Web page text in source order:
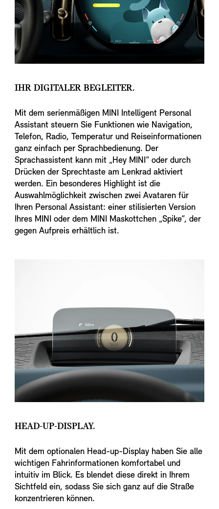
IHR DIGITALER BEGLEITER.
Mit dem serienmäßigen MINI Intelligent Personal
Assistant steuern Sie Funktionen wie Navigation,
Telefon, Radio, Temperatur und Reiseinformationen
ganz einfach per Sprachbedienung. Der
Sprachassistent kann mit „Hey MINI“ oder durch
Drücken der Sprechtaste am Lenkrad aktiviert
werden. Ein besonderes Highlight ist die
Auswahlmöglichkeit zwischen zwei Avataren für
Ihren Personal Assistant: einer stilisierten Version
Ihres MINI oder dem MINI Maskottchen „Spike“, der
gegen Aufpreis erhältlich ist.
HEAD-UP-DISPLAY.
Mit dem optionalen Head-up-Display haben Sie alle
wichtigen Fahrinformationen komfortabel und
intuitiv im Blick. Es blendet diese direkt in Ihrem
Sichtfeld ein, sodass Sie sich ganz auf die Straße
konzentrieren können.